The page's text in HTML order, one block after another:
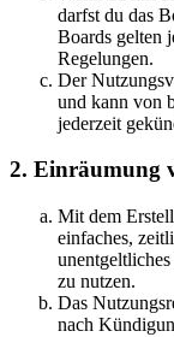
darfst du das
Boards gelten
Regelungen.
Der
und kann von
jederzeit
2. Einräumung
Mit dem
einfaches,
zu nutzen.
Das
nach